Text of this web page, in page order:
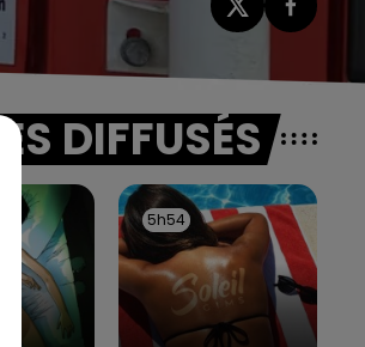
DIFFUSÉS
5h54
5h54